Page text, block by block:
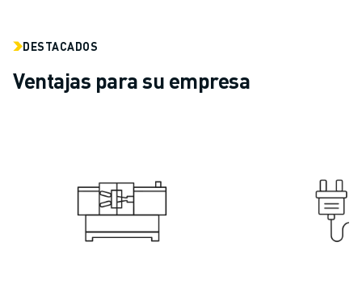
APLICACIONES
TODAS LAS APLICACIONES
MECANIZADO EN 5 EJES
MOLDEO POR INYECCIÓN
DESTACADOS
Ventajas para su empresa